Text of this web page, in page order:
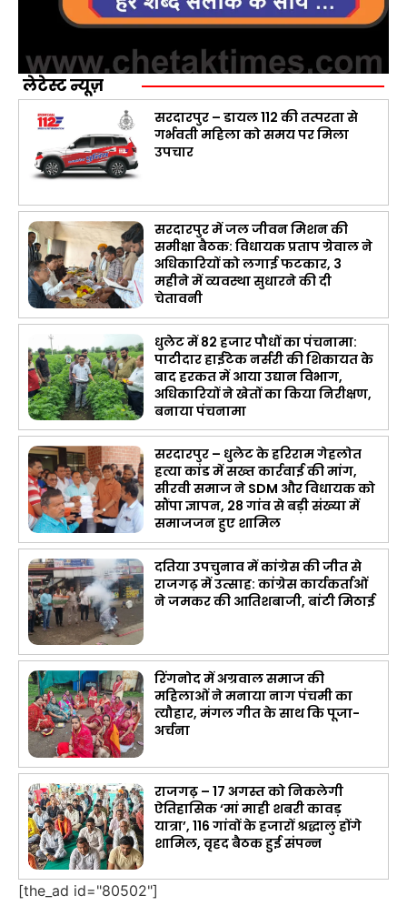
लेटेस्ट न्यूज़
सरदारपुर – डायल 112 की तत्परता से
गर्भवती महिला को समय पर मिला
उपचार
सरदारपुर में जल जीवन मिशन की
समीक्षा बैठक: विधायक प्रताप ग्रेवाल ने
अधिकारियों को लगाई फटकार, 3
महीने में व्यवस्था सुधारने की दी
चेतावनी
धुलेट में 82 हजार पौधों का पंचनामा:
पाटीदार हाईटेक नर्सरी की शिकायत के
बाद हरकत में आया उद्यान विभाग,
अधिकारियों ने खेतों का किया निरीक्षण,
बनाया पंचनामा
सरदारपुर – धुलेट के हरिराम गेहलोत
हत्या कांड में सख्त कार्रवाई की मांग,
सीरवी समाज ने SDM और विधायक को
सौंपा ज्ञापन, 28 गांव से बड़ी संख्या में
समाजजन हुए शामिल
दतिया उपचुनाव में कांग्रेस की जीत से
राजगढ़ में उत्साह: कांग्रेस कार्यकर्ताओं
ने जमकर की आतिशबाजी, बांटी मिठाई
रिंगनोद में अग्रवाल समाज की
महिलाओं ने मनाया नाग पंचमी का
त्यौहार, मंगल गीत के साथ कि पूजा-
अर्चना
राजगढ़ – 17 अगस्त को निकलेगी
ऐतिहासिक ‘मां माही शबरी कावड़
यात्रा’, 116 गांवों के हजारों श्रद्धालु होंगे
शामिल, वृहद बैठक हुई संपन्न
[the_ad id="80502"]